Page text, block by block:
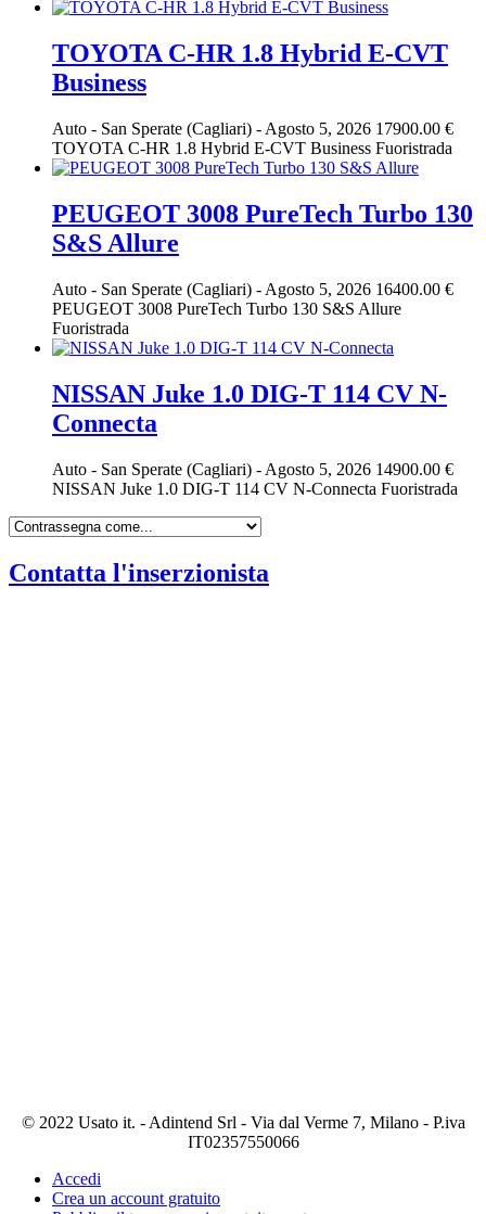
TOYOTA C-HR 1.8 Hybrid E-CVT
Business
Auto - San Sperate (Cagliari) - Agosto 5, 2026 17900.00 €
TOYOTA C-HR 1.8 Hybrid E-CVT Business Fuoristrada
PEUGEOT 3008 PureTech Turbo 130
S&S Allure
Auto - San Sperate (Cagliari) - Agosto 5, 2026 16400.00 €
PEUGEOT 3008 PureTech Turbo 130 S&S Allure
Fuoristrada
NISSAN Juke 1.0 DIG-T 114 CV N-
Connecta
Auto - San Sperate (Cagliari) - Agosto 5, 2026 14900.00 €
NISSAN Juke 1.0 DIG-T 114 CV N-Connecta Fuoristrada
Contatta l'inserzionista
© 2022 Usato it. - Adintend Srl - Via dal Verme 7, Milano - P.iva
IT02357550066
Accedi
Crea un account gratuito